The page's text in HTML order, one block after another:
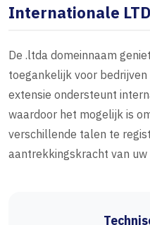
Internationale
De .ltda domeinnaam
toegankelijk voor
extensie ondersteunt
waardoor het mogelijk is
verschillende talen te
aantrekkingskracht van